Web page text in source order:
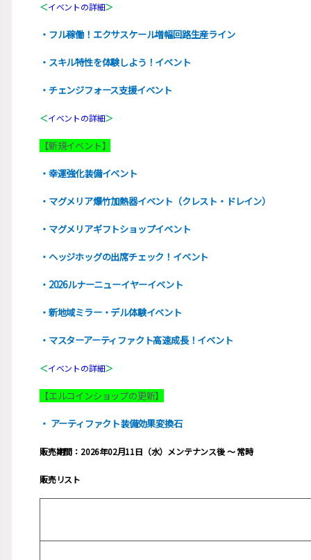
＜イベントの詳細＞
・フル稼働！エクサスケール増幅回路生産ライン
・スキル特性を体験しよう！イベント
・チェンジフォース支援イベント
＜イベントの詳細＞
【新規イベント】
・幸運強化装備イベント
・マグメリア爆竹加熱器イベント（クレスト・ドレイン）
・マグメリアギフトショップイベント
・ヘッジホッグの出席チェック！イベント
・2026ルナーニューイヤーイベント
・新地域ミラー・デル体験イベント
・マスターアーティファクト高速成長！イベント
＜イベントの詳細＞
【エルコインショップの更新】
・ アーティファクト装備効果変換石
販売期間：2026年02月11日（水）メンテナンス後 ～ 常時
販売リスト